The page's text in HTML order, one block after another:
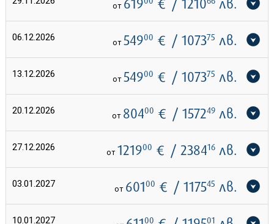
от 619 € / 1210 лв.
06.12.2026 от 54900 € / 107375 лв.
13.12.2026 от 54900 € / 107375 лв.
20.12.2026 от 80400 € / 157249лв.
27.12.2026 от 121900 € / 238416лв.
03.01.2027 от 60100 € / 117545 лв.
10.01.2027 00 01